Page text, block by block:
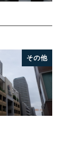
その他